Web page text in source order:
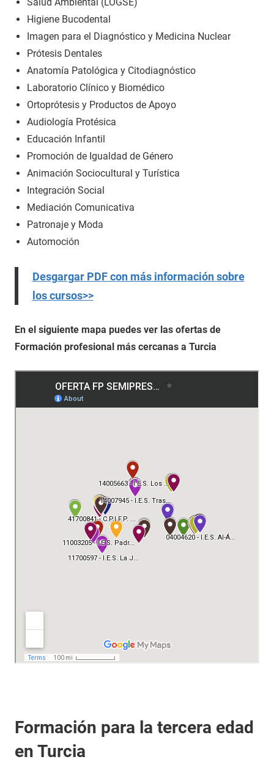
Higiene Bucodental
Imagen para el Diagnóstico y Medicina Nuclear
Prótesis Dentales
Anatomía Patológica y Citodiagnóstico
Laboratorio Clínico y Biomédico
Ortoprótesis y Productos de Apoyo
Audiología Protésica
Educación Infantil
Promoción de Igualdad de Género
Animación Sociocultural y Turística
Integración Social
Mediación Comunicativa
Patronaje y Moda
Automoción
Desgargar PDF con más información sobre
los cursos>>
En el siguiente mapa puedes ver las ofertas de
Formación profesional más cercanas a Turcia
Formación para la tercera edad
en Turcia